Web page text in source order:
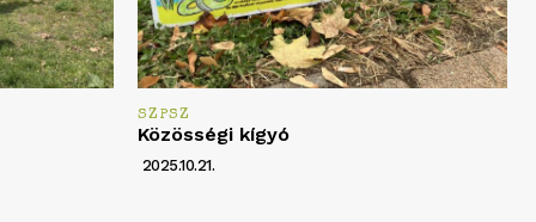
SZPSZ
Közösségi kígyó
2025.10.21.